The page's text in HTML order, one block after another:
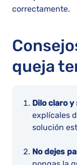
correctamente.
queja
Dilo claro
explícales
solución
No dejes